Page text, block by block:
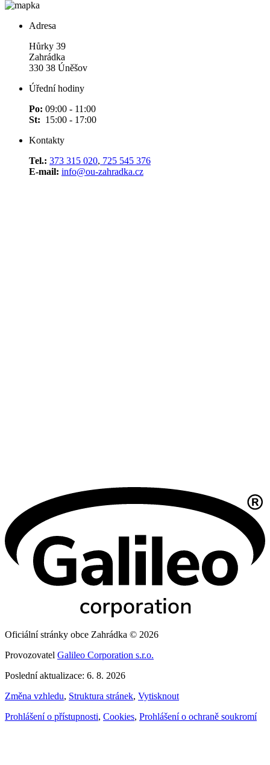
Adresa
Hůrky 39
Zahrádka
330 38 Úněšov
Úřední hodiny
Po: 09:00 - 11:00
St: 15:00 - 17:00
Kontakty
Tel.: 373 315 020, 725 545 376
E-mail: info@ou-zahradka.cz
Oficiální stránky obce Zahrádka © 2026
Provozovatel Galileo Corporation s.r.o.
Poslední aktualizace: 6. 8. 2026
Změna vzhledu, Struktura stránek, Vytisknout
Prohlášení o přístupnosti, Cookies, Prohlášení o ochraně soukromí